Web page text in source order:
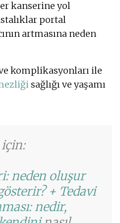
kanserine yol
portal
artmasına neden
komplikasyonları ile
sağlığı ve yaşamı
neden oluşur
+ Tedavi
nedir,